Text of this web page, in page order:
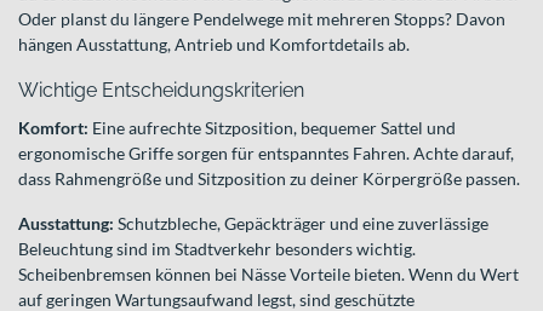
Oder planst du längere Pendelwege mit mehreren Stopps? Davon
hängen Ausstattung, Antrieb und Komfortdetails ab.
Wichtige Entscheidungskriterien
Komfort: Eine aufrechte Sitzposition, bequemer Sattel und
ergonomische Griffe sorgen für entspanntes Fahren. Achte darauf,
dass Rahmengröße und Sitzposition zu deiner Körpergröße passen.
Ausstattung: Schutzbleche, Gepäckträger und eine zuverlässige
Beleuchtung sind im Stadtverkehr besonders wichtig.
Scheibenbremsen können bei Nässe Vorteile bieten. Wenn du Wert
auf geringen Wartungsaufwand legst, sind geschützte